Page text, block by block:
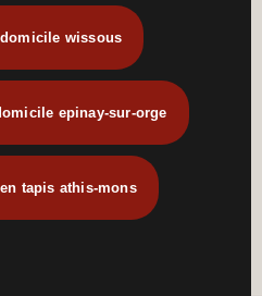
domicile wissous
epinay-sur-orge
tapis athis-mons